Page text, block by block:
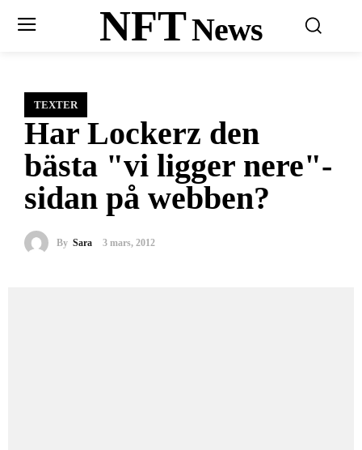
NFTNews
TEXTER
Har Lockerz den
bästa "vi ligger nere"-
sidan på webben?
By Sara 3 mars, 2012